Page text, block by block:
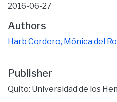
2016-06-27
Authors
Harb Cordero, Mónica del
Publisher
Quito: Universidad de los